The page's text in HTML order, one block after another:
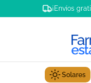
¡Envíos
Solares